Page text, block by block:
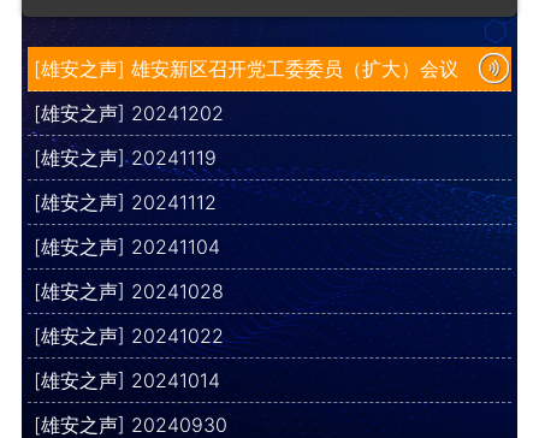
[雄安之声] 雄安新区召开党工委委员（扩大）会议
[雄安之声] 20241202
[雄安之声] 20241119
[雄安之声] 20241112
[雄安之声] 20241104
[雄安之声] 20241028
[雄安之声] 20241022
[雄安之声] 20241014
[雄安之声] 20240930